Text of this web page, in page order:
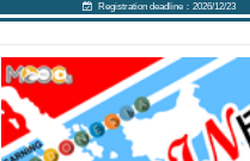
Registration deadline：2026/12/23